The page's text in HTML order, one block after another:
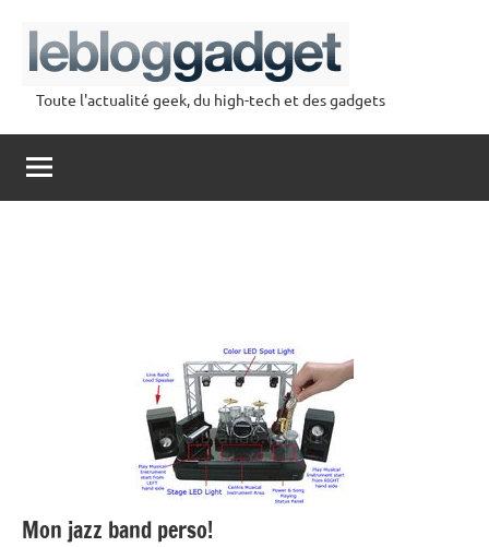
contenu
lebloggadget
Toute l'actualité geek, du high-tech et des gadgets
Mon jazz band perso!